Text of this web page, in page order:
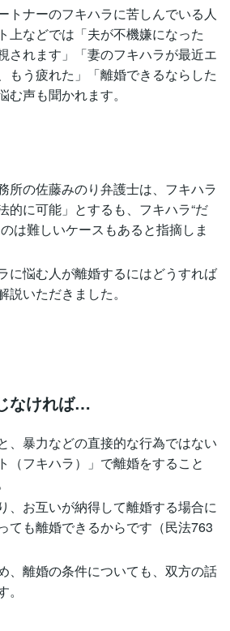
トナーのフキハラに苦しんでいる人
上などでは「夫が不機嫌になった
されます」「妻のフキハラが最近エ
もう疲れた」「離婚できるならした
声も聞かれます。
所の佐藤みのり弁護士は、フキハラ
的に可能」とするも、フキハラ“だ
は難しいケースもあると指摘しま
に悩む人が離婚するにはどうすれば
いただきました。
なければ…
、暴力などの直接的な行為ではない
（フキハラ）」で離婚をすること
、お互いが納得して離婚する場合に
ても離婚できるからです（民法763
、離婚の条件についても、双方の話